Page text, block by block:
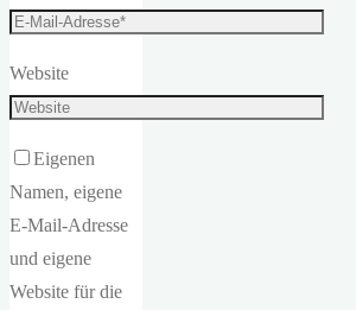
Website
Eigenen
Namen, eigene
E-Mail-Adresse
und eigene
Website für die